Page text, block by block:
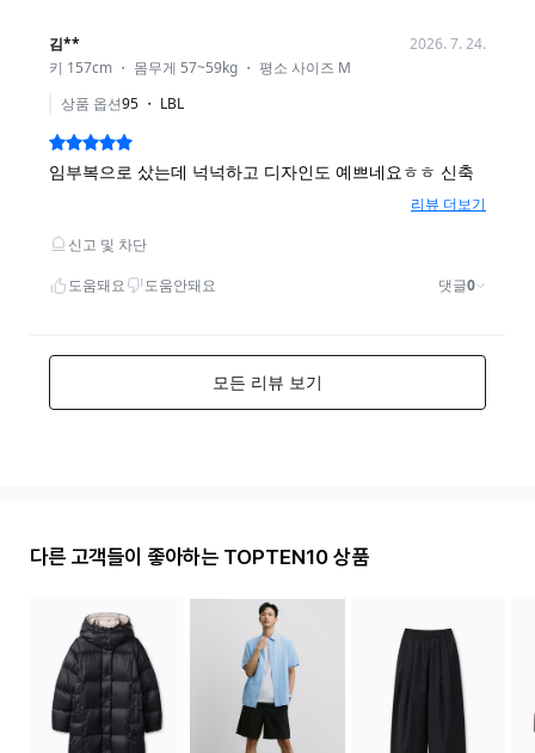
다른 고객들이 좋아하는 TOPTEN10 상품